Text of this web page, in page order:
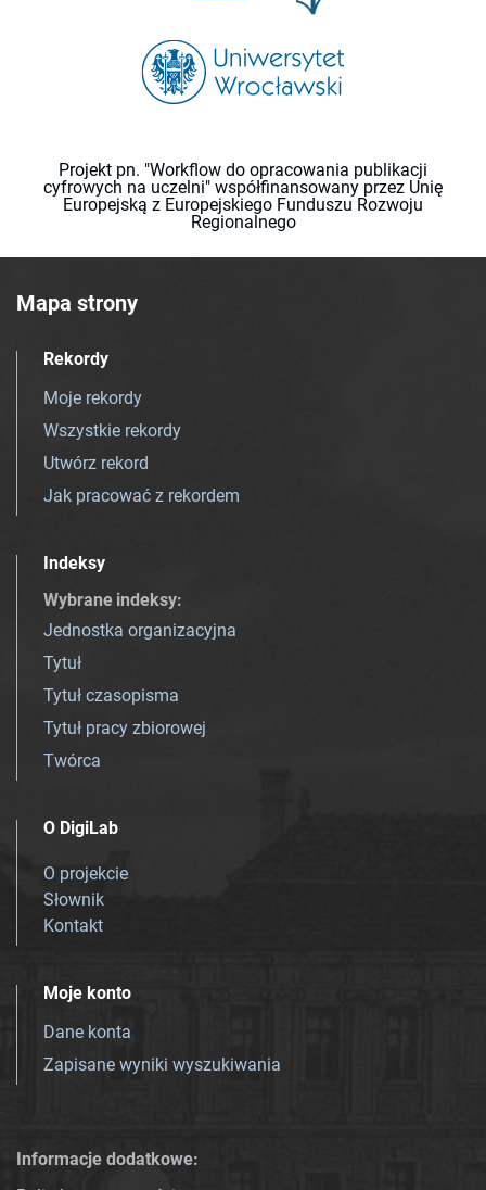
Projekt pn. "Workflow do opracowania publikacji
cyfrowych na uczelni" współfinansowany przez Unię
Europejską z Europejskiego Funduszu Rozwoju
Regionalnego
Mapa strony
Rekordy
Moje rekordy
Wszystkie rekordy
Utwórz rekord
Jak pracować z rekordem
Indeksy
Wybrane indeksy:
Jednostka organizacyjna
Tytuł
Tytuł czasopisma
Tytuł pracy zbiorowej
Twórca
O DigiLab
O projekcie
Słownik
Kontakt
Moje konto
Dane konta
Zapisane wyniki wyszukiwania
Informacje dodatkowe: